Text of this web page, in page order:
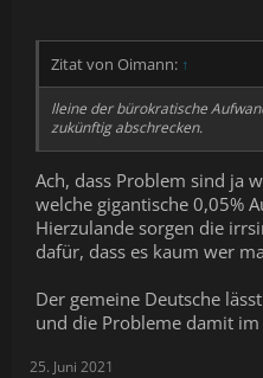
Zitat von Oimann: ↑
lleine der bürokratische
zukünftig abschrecken.
Ach, dass Problem sind ja
welche gigantische 0,05%
Hierzulande sorgen die
dafür, dass es kaum wer
Der gemeine Deutsche
und die Probleme damit im
25. Juni 2021